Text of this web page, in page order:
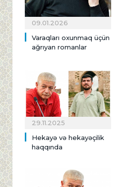
09.01.2026
Varaqları oxunmaq üçün
ağrıyan romanlar
29.11.2025
Hekayə və hekayəçilik
haqqında